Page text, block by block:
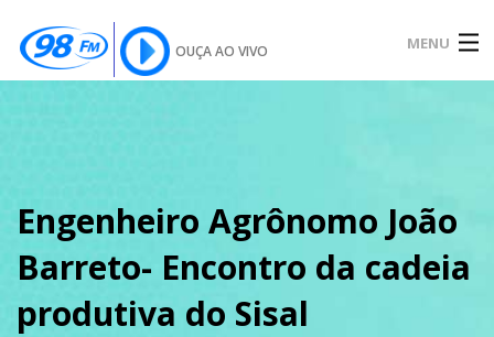
OUÇA AO VIVO MENU
SOBRE
Engenheiro Agrônomo João
Barreto- Encontro da cadeia
produtiva do Sisal